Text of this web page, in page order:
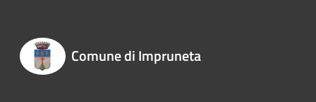
Comune di Impruneta